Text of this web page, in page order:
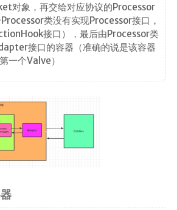
对象，再交给对应协议的Processor
类没有实现Processor接口，
接口），最后由Processor类
接口的容器（准确的说是该容器
一个Valve）